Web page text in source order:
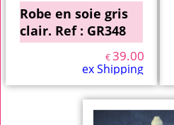
Robe en soie gris
clair. Ref : GR348
€39.00
ex Shipping